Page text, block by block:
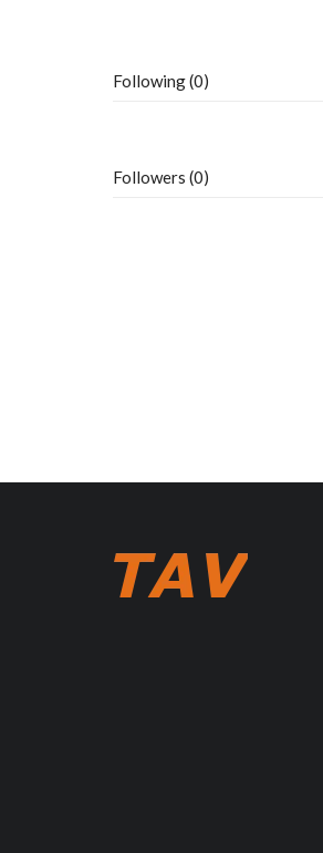
Following (0)
Followers (0)